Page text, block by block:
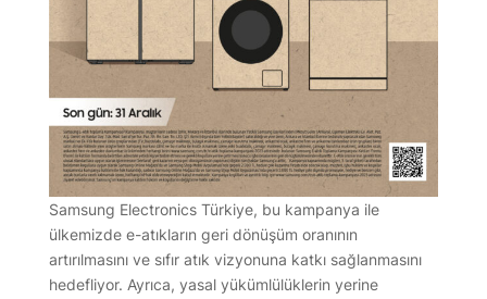
Samsung Electronics Türkiye, bu kampanya ile
ülkemizde e-atıkların geri dönüşüm oranının
artırılmasını ve sıfır atık vizyonuna katkı sağlanmasını
hedefliyor. Ayrıca, yasal yükümlülüklerin yerine